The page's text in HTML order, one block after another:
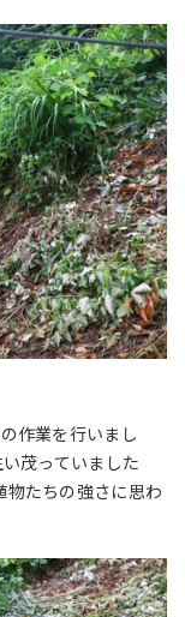
作業を行いまし
茂っていました
たちの強さに思わ